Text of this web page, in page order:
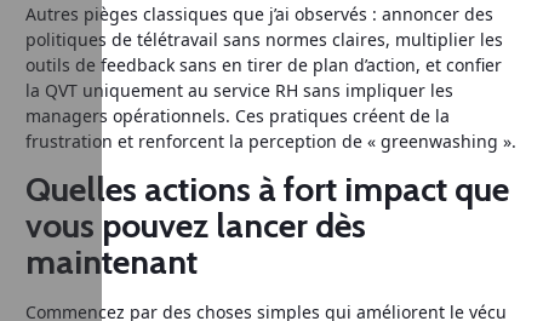
Autres pièges classiques que j’ai observés : annoncer des
politiques de télétravail sans normes claires, multiplier les
outils de feedback sans en tirer de plan d’action, et confier
la QVT uniquement au service RH sans impliquer les
managers opérationnels. Ces pratiques créent de la
frustration et renforcent la perception de « greenwashing ».
Quelles actions à fort impact que
vous pouvez lancer dès
maintenant
Commencez par des choses simples qui améliorent le vécu